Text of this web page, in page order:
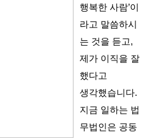
행복한 사람’이
라고 말씀하시
는 것을 듣고,
제가 이직을 잘
했다고
생각했습니다.
지금 일하는 법
무법인은 공동